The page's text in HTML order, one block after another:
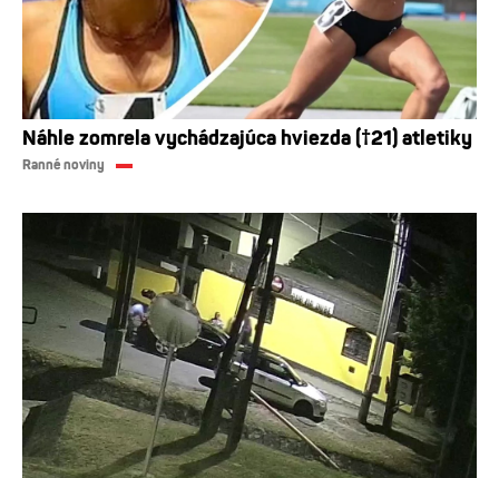
Náhle zomrela vychádzajúca hviezda (†21) atletiky
Ranné noviny